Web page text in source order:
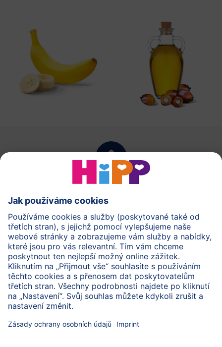
zpět na začátek
Training Center
Updates & Features
Material Downloads
Link List Contact